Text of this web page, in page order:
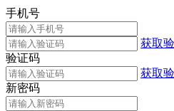
手机号
获取
验证码
获取
新密码